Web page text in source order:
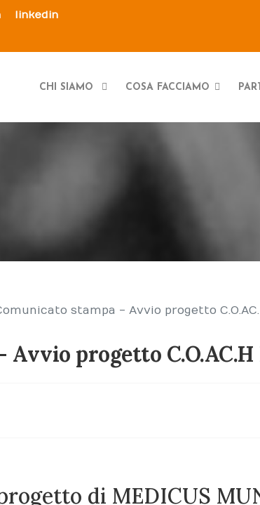
linkedin
CHI SIAMO COSA FACCIAMO
stampa - Avvio progetto
progetto C.O.AC.H
di MEDICUS